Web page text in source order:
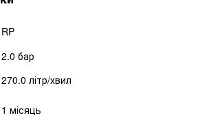
RP
2.0 бар
270.0 літр/хвил
1 місяць